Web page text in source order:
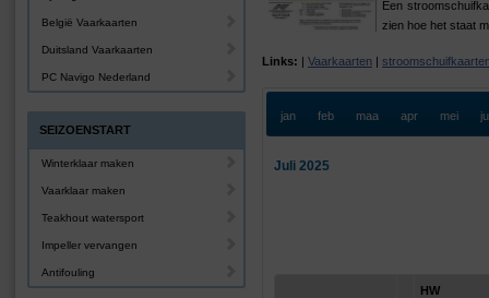
Een
zien hoe het staat
Links: | Vaarkaarten |
jan feb maa apr mei
Juli 2025
HW
België Vaarkaarten
Duitsland Vaarkaarten
PC Navigo Nederland
SEIZOENSTART
Winterklaar maken
Vaarklaar maken
Teakhout watersport
Impeller vervangen
Antifouling